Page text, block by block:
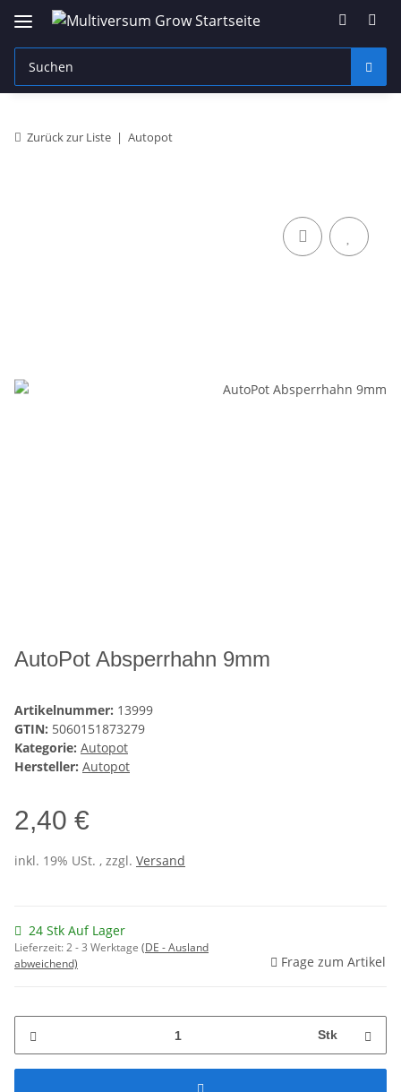
Zurück zur Liste Autopot
AutoPot Absperrhahn 9mm
Artikelnummer: 13999
GTIN: 5060151873279
Kategorie: Autopot
Hersteller: Autopot
2,40 €
inkl. 19% USt. , zzgl. Versand
24 Stk Auf Lager
Lieferzeit:2 - 3 Werktage (DE - Ausland
abweichend)
Frage zum Artikel
Stk